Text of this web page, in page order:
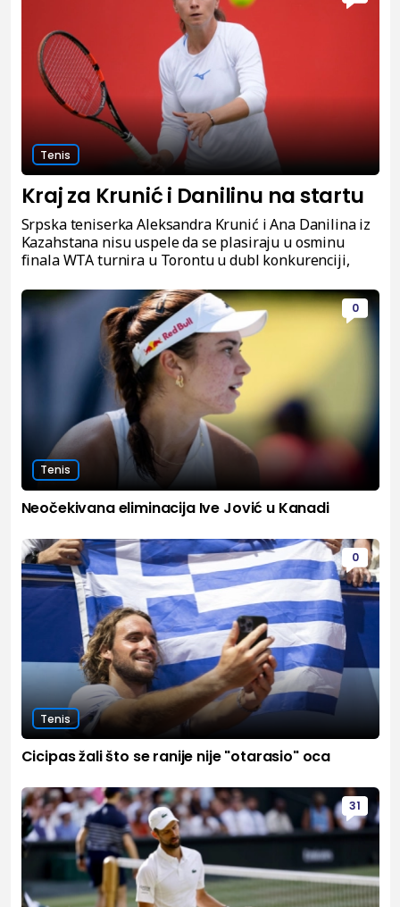
Tenis
Kraj za Krunić i Danilinu na startu
Srpska teniserka Aleksandra Krunić i Ana Danilina iz
Kazahstana nisu uspele da se plasiraju u osminu
finala WTA turnira u Torontu u dubl konkurenciji,
0
Tenis
Neočekivana eliminacija Ive Jović u Kanadi
0
Tenis
Cicipas žali što se ranije nije "otarasio" oca
31